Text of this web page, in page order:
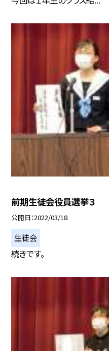
前期生徒会役員選挙３
公開日 2022/03/18
生徒会
続きです。